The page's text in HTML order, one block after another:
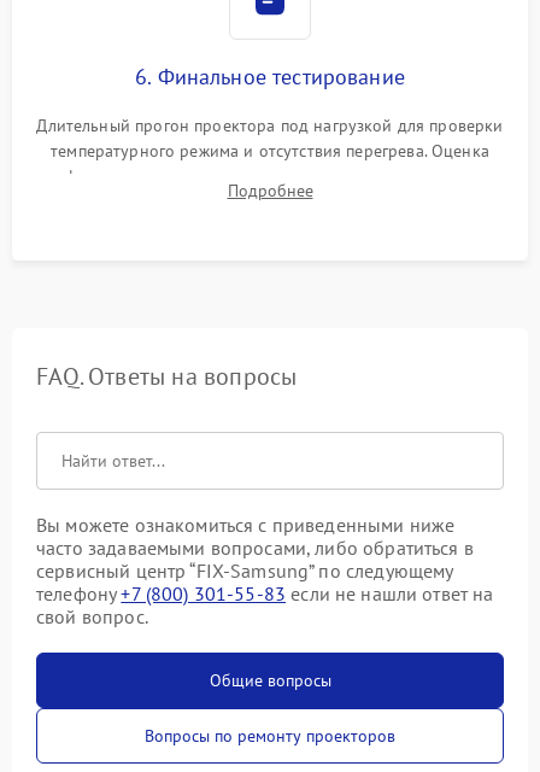
6. Финальное тестирование
Длительный прогон проектора под нагрузкой для проверки
температурного режима и отсутствия перегрева. Оценка
фокуса, контрастности и цветопередачи на тестовых
таблицах. Проверка работы всех видеовходов и кнопок
Подробнее
FAQ. Ответы на вопросы
Вы можете ознакомиться с приведенными ниже
часто задаваемыми вопросами, либо обратиться в
сервисный центр “FIX-Samsung” по следующему
телефону+7 (800) 301-55-83 если не нашли ответ на
свой вопрос.
Общие вопросы
Вопросы по ремонту проекторов